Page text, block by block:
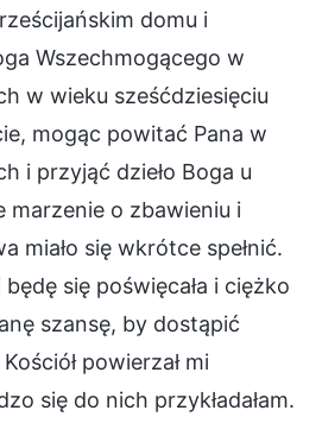
domu i
Wszechmogącego w
w wieku sześćdziesięciu
mogąc powitać Pana w
i przyjąć dzieło Boga u
marzenie o zbawieniu i
miało się wkrótce spełnić.
będę się poświęcała i ciężko
szansę, by dostąpić
powierzał mi
się do nich przykładałam.